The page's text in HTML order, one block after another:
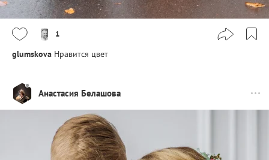
1
glumskova Нравится цвет
Анастасия Белашова